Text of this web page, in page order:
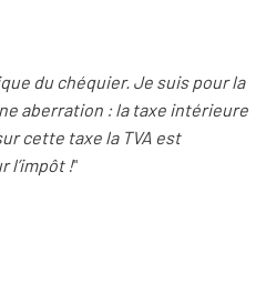
du chéquier. Je suis pour la
aberration : la taxe intérieure
cette taxe la TVA est
l’impôt !"